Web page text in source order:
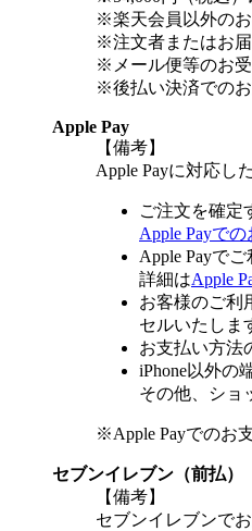
※楽天会員以外のお
※注文者またはお
※メール便等のお
※後払い決済での
Apple Pay
【備考】
Apple Payに対応し
ご注文を確定
Apple Payで
Apple Payで
詳細はApple
お客様のご利
セルいたしま
お支払い方法
iPhone以外の
その他、ショ
※Apple Payでのお
セブンイレブン（前払）
【備考】
セブンイレブンで